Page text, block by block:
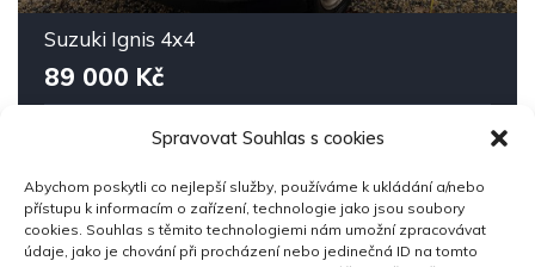
Spravovat Souhlas s cookies
Abychom poskytli co nejlepší služby, používáme k ukládání a/nebo
přístupu k informacím o zařízení, technologie jako jsou soubory
cookies. Souhlas s těmito technologiemi nám umožní zpracovávat
údaje, jako je chování při procházení nebo jedinečná ID na tomto
Suzuki Ignis 4x4
89 000 Kč
113,900 km Manuální
Benzín
Pohon 4x4